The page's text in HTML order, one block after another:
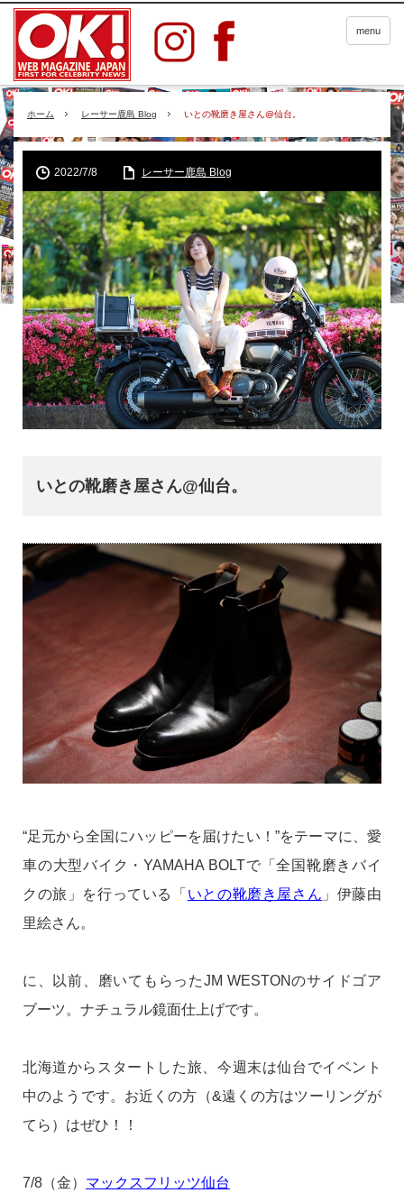
menu
ホーム レーサー鹿島 Blog いとの靴磨き屋さん@仙台。
2022/7/8 レーサー鹿島 Blog
いとの靴磨き屋さん@仙台。
“足元から全国にハッピーを届けたい！”をテーマに、愛
車の大型バイク・YAMAHA BOLTで「全国靴磨きバイ
クの旅」を行っている「 いとの靴磨き屋さん 」伊藤由
里絵さん。
に、以前、磨いてもらったJM WESTONのサイドゴア
ブーツ。ナチュラル鏡面仕上げです。
北海道からスタートした旅、今週末は仙台でイベント
中のようです。お近くの方（&遠くの方はツーリングが
てら）はぜひ！！
7/8（金） マックスフリッツ仙台